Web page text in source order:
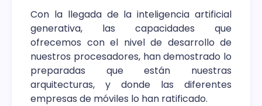
Con la llegada de la inteligencia artificial
generativa, las capacidades que
ofrecemos con el nivel de desarrollo de
nuestros procesadores, han demostrado lo
preparadas que están nuestras
arquitecturas, y donde las diferentes
empresas de móviles lo han ratificado.